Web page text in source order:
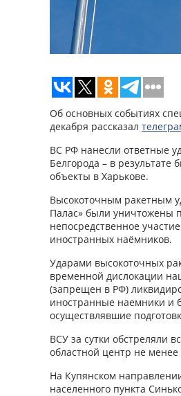
Об основных событиях
декабря рассказал
ВС РФ нанесли ответные
Белгорода – в
объекты в Харькове.
Высокоточным ракетным
Палас» были уничтожены
непосредственное
иностранных наёмников.
Ударами высокоточных
временной дислокации
(запрещен в РФ)
иностранные наемники и
осуществлявшие
ВСУ за сутки обстреляли
областной центр не менее
На Купянском
населенного пункта